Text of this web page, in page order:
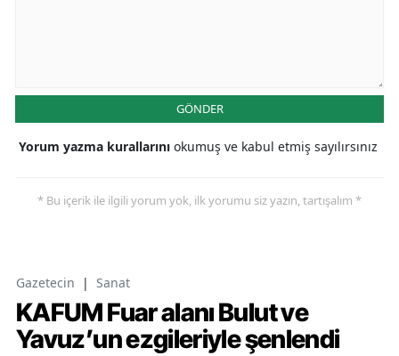
GÖNDER
Yorum yazma kurallarını okumuş ve kabul etmiş sayılırsınız
* Bu içerik ile ilgili yorum yok, ilk yorumu siz yazın, tartışalım *
Gazetecin | Sanat
KAFUM Fuar alanı Bulut ve
Yavuz’un ezgileriyle şenlendi